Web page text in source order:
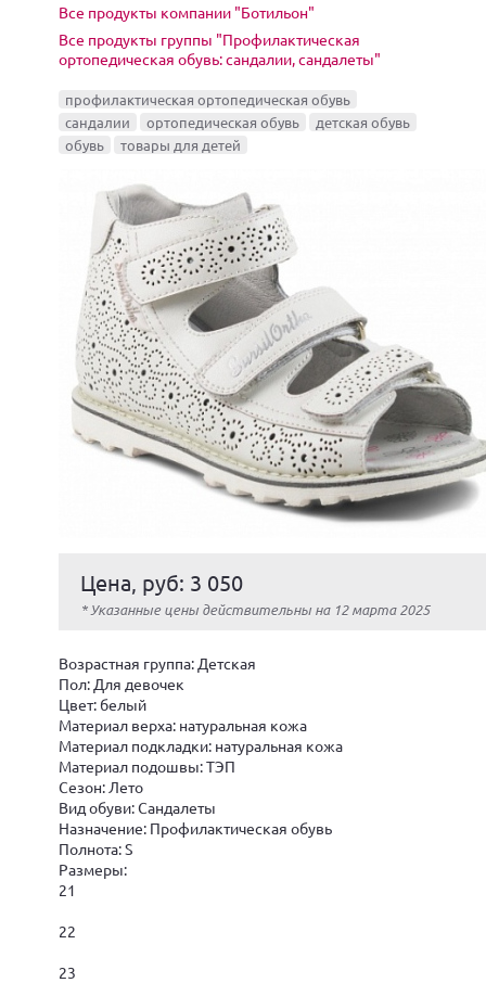
Все продукты компании "Ботильон"
Все продукты группы "Профилактическая
ортопедическая обувь: сандалии, сандалеты"
профилактическая ортопедическая обувь
сандалии
ортопедическая обувь
детская обувь
обувь
товары для детей
Цена, руб: 3 050
* Указанные цены действительны на 12 марта 2025
Возрастная группа: Детская
Пол: Для девочек
Цвет: белый
Материал верха: натуральная кожа
Материал подкладки: натуральная кожа
Материал подошвы: ТЭП
Сезон: Лето
Вид обуви: Сандалеты
Назначение: Профилактическая обувь
Полнота: S
Размеры:
21
22
23